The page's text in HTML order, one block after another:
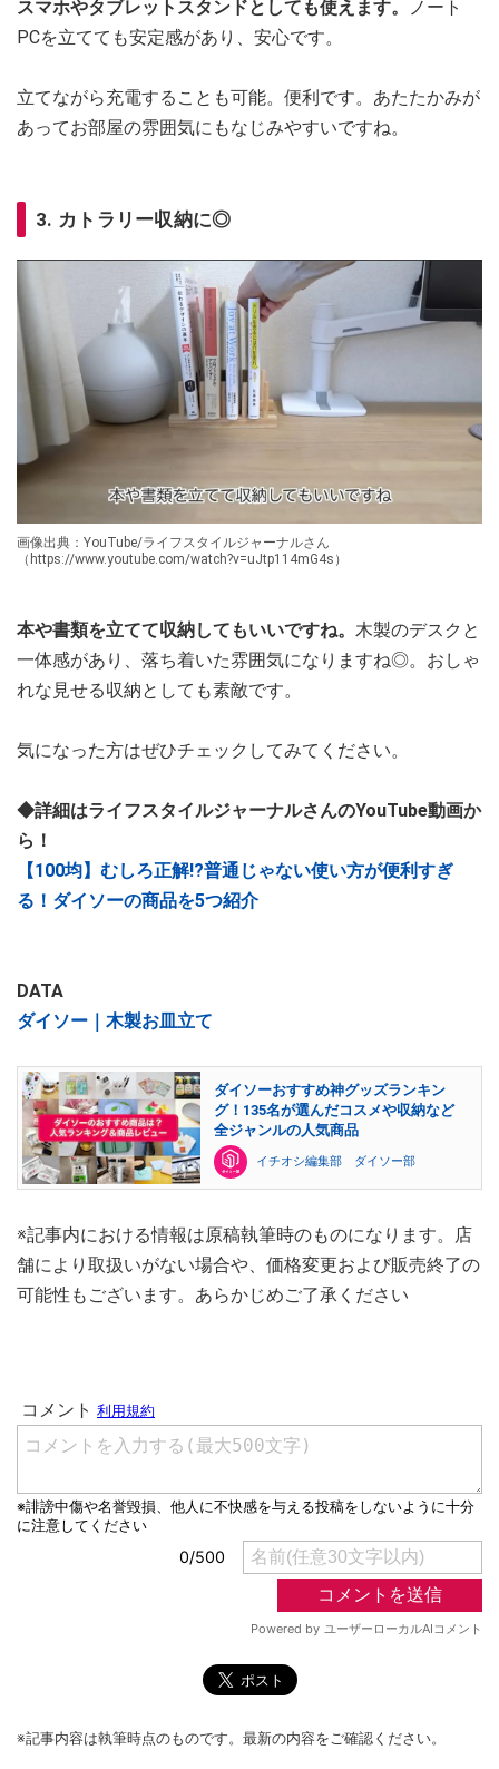
スマホやタブレットスタンドとしても使えます。
ノート
PCを立てても安定感があり、安心です。
立てながら充電することも可能。便利です。あたたかみが
あってお部屋の雰囲気にもなじみやすいですね。
3. カトラリー収納に◎
画像出典：YouTube/ライフスタイルジャーナルさん
（https://www.youtube.com/watch?v=uJtp114mG4s）
本や書類を立てて収納してもいいですね。 木製のデスクと
一体感があり、落ち着いた雰囲気になりますね◎。おしゃ
れな見せる収納としても素敵です。
気になった方はぜひチェックしてみてください。
◆詳細はライフスタイルジャーナルさんのYouTube動画か
ら！
【100均】むしろ正解!?普通じゃない使い方が便利すぎ
る！ダイソーの商品を5つ紹介
DATA
ダイソー｜木製お皿立て
ダイソーおすすめ神グッズランキン
グ！135名が選んだコスメや収納など
全ジャンルの人気商品
イチオシ編集部 ダイソー部
※記事内における情報は原稿執筆時のものになります。店
舗により取扱いがない場合や、価格変更および販売終了の
可能性もございます。あらかじめご了承ください
※記事内容は執筆時点のものです。最新の内容をご確認ください。